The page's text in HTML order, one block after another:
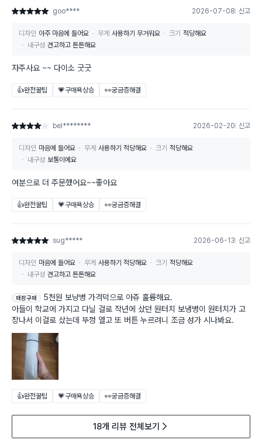
별점 5점 goo**** 2026-07-08 신고
디자인 아주 마음에 들어요 무게 사용하기 무거워요 크기 적당해요
내구성 견고하고 튼튼해요
자주사요 ~~ 다이소 굿굿
👍완전꿀팁 💗구매욕상승 👀궁금증해결
별점 4점 bel******** 2026-02-20 신고
디자인 마음에 들어요 무게 사용하기 적당해요 크기 적당해요
내구성 보통이에요
여분으로 더 주문했어요~~좋아요
👍완전꿀팁 💗구매욕상승 👀궁금증해결
별점 5점 sug***** 2026-06-13 신고
디자인 마음에 들어요 무게 사용하기 적당해요 크기 적당해요
내구성 견고하고 튼튼해요
매장구매
5천원 보냥병 가격덕으로 아쥬 훌륭해요.
아들이 학교에 가지고 다닐 걸로 작년에 샀던 원터치 보냉병이 원터치가 고
장나서 이걸로 샀는데 뚜껑 열고 또 버튼 누르려니 조금 성가 시나봐요.
👍완전꿀팁 💗구매욕상승 👀궁금증해결
18개 리뷰 전체보기